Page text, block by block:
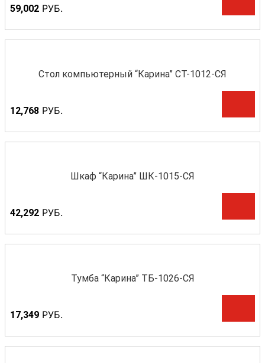
59,002 РУБ.
Стол компьютерный “Карина” СТ-1012-СЯ
12,768 РУБ.
Шкаф “Карина” ШК-1015-СЯ
42,292 РУБ.
Тумба “Карина” ТБ-1026-СЯ
17,349 РУБ.